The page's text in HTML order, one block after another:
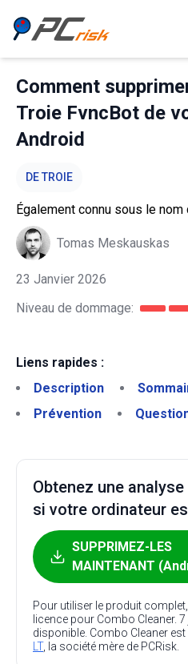
Comment
Troie FvncBot de
Android
DE TROIE
Également connu sous le nom
Tomas Meskauskas
23 Janvier 2026
Niveau de dommage:
Liens rapides :
Description
Prévention
Obtenez une
si votre ordinateur
SUPPRIMEZ-LES
MAINTENANT
Pour utiliser le produit
licence pour Combo Cleaner.
disponible. Combo Cleaner
LT, la société mère de PCRisk.